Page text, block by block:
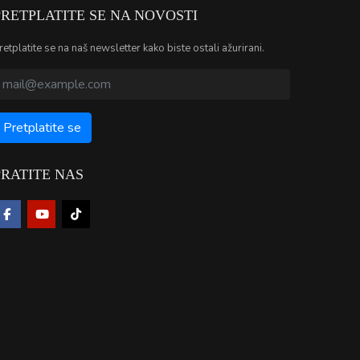
SE NA NOVOSTI
se na naš newsletter kako biste ostali ažurirani.
NAS